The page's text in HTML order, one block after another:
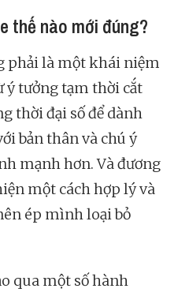
thế nào mới đúng?
phải là một khái niệm
ý tưởng tạm thời cắt
thời đại số để dành
bản thân và chú ý
mạnh hơn. Và đương
một cách hợp lý và
ép mình loại bỏ
qua một số hành